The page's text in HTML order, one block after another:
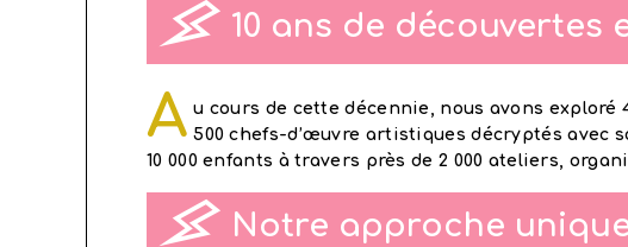
10 ans de découvertes
A u cours de cette décennie, nous avons
500 chefs-d’œuvre artistiques décryptés avec
10 000 enfants à travers près de 2 000 ateliers,
Notre approche